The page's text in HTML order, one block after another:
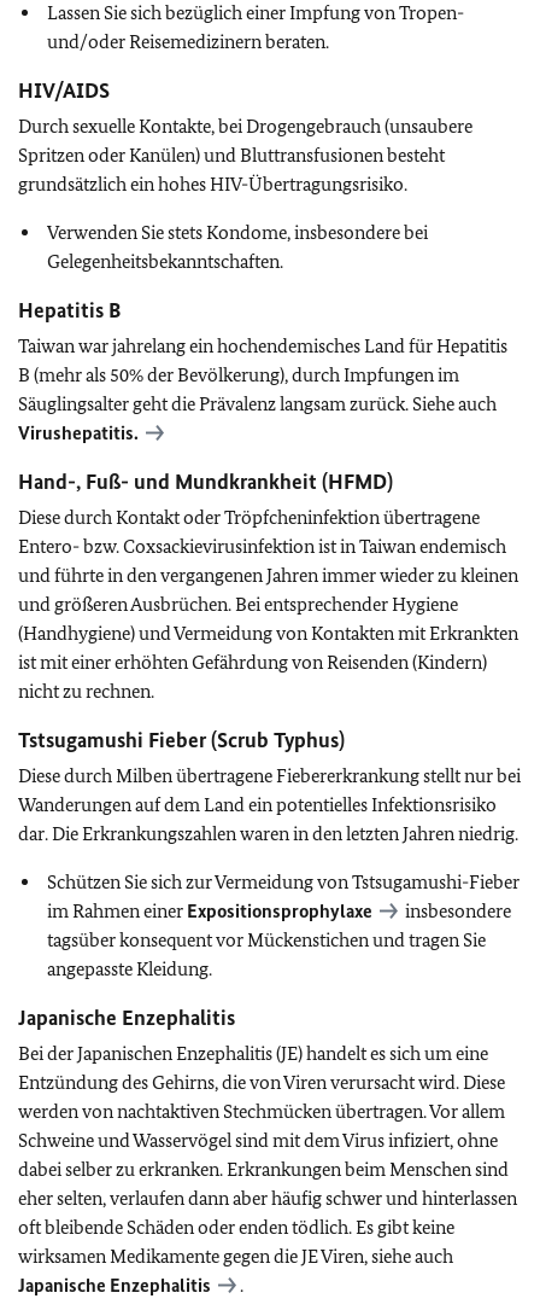
Lassen Sie sich bezüglich einer Impfung von Tropen-
und/oder Reisemedizinern beraten.
HIV/AIDS
Durch sexuelle Kontakte, bei Drogengebrauch (unsaubere
Spritzen oder Kanülen) und Bluttransfusionen besteht
grundsätzlich ein hohes HIV-Übertragungsrisiko.
Verwenden Sie stets Kondome, insbesondere bei
Gelegenheitsbekanntschaften.
Hepatitis B
Taiwan war jahrelang ein hochendemisches Land für Hepatitis
B (mehr als 50% der Bevölkerung), durch Impfungen im
Säuglingsalter geht die Prävalenz langsam zurück. Siehe auch
Virushepatitis.
Hand-, Fuß- und Mundkrankheit (HFMD)
Diese durch Kontakt oder Tröpfcheninfektion übertragene
Entero- bzw. Coxsackievirusinfektion ist in Taiwan endemisch
und führte in den vergangenen Jahren immer wieder zu kleinen
und größeren Ausbrüchen. Bei entsprechender Hygiene
(Handhygiene) und Vermeidung von Kontakten mit Erkrankten
ist mit einer erhöhten Gefährdung von Reisenden (Kindern)
nicht zu rechnen.
Tstsugamushi Fieber (Scrub Typhus)
Diese durch Milben übertragene Fiebererkrankung stellt nur bei
Wanderungen auf dem Land ein potentielles Infektionsrisiko
dar. Die Erkrankungszahlen waren in den letzten Jahren niedrig.
Schützen Sie sich zur Vermeidung von Tstsugamushi-Fieber
im Rahmen einer Expositionsprophylaxe
insbesondere
tagsüber konsequent vor Mückenstichen und tragen Sie
angepasste Kleidung.
Japanische Enzephalitis
Bei der Japanischen Enzephalitis (JE) handelt es sich um eine
Entzündung des Gehirns, die von Viren verursacht wird. Diese
werden von nachtaktiven Stechmücken übertragen. Vor allem
Schweine und Wasservögel sind mit dem Virus infiziert, ohne
dabei selber zu erkranken. Erkrankungen beim Menschen sind
eher selten, verlaufen dann aber häufig schwer und hinterlassen
oft bleibende Schäden oder enden tödlich. Es gibt keine
wirksamen Medikamente gegen die JE Viren, siehe auch
Japanische Enzephalitis
.